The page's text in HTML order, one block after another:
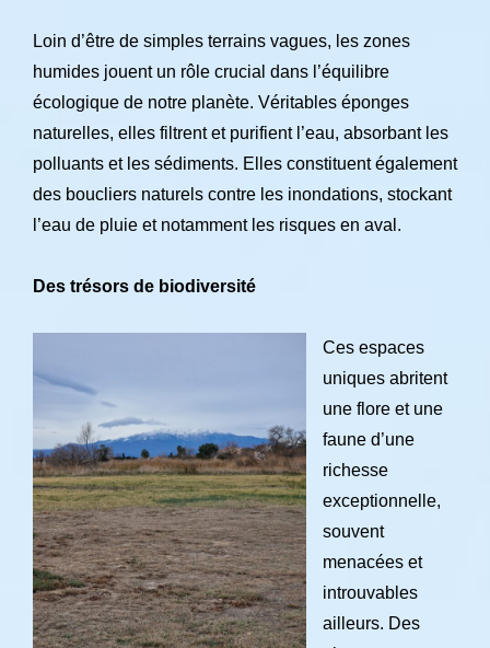
Loin d’être de simples terrains vagues, les zones
humides jouent un rôle crucial dans l’équilibre
écologique de notre planète. Véritables éponges
naturelles, elles filtrent et purifient l’eau, absorbant les
polluants et les sédiments. Elles constituent également
des boucliers naturels contre les inondations, stockant
l’eau de pluie et notamment les risques en aval.
Des trésors de biodiversité
Ces espaces
uniques abritent
une flore et une
faune d’une
richesse
exceptionnelle,
souvent
menacées et
introuvables
ailleurs. Des